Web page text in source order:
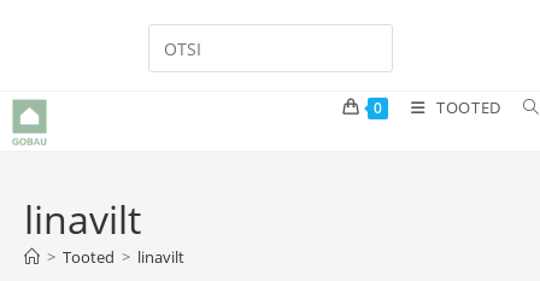
0 TOOTED
linavilt
> Tooted > linavilt